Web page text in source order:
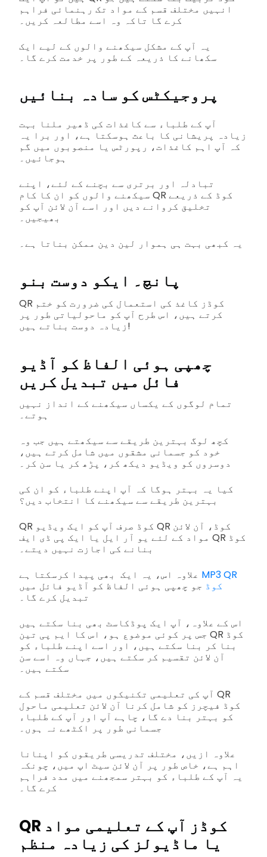
انہیں مختلف قسم کے مواد تک رہنمائی فراہم
کرے گا تاکہ وہ اسے مطالعہ کریں۔
یہ آپ کے مشکل سیکھنے والوں کے لیے ایک
سکھانے کا ذریعہ کے طور پر خدمت کرے گا۔
پروجیکٹس کو سادہ بنائیں
آپ کے طلباء سے کاغذات کی ڈھیر ملنا بہت
زیادہ پریشانی کا باعث ہوسکتا ہے، اور برا یہ
کہ آپ اہم کاغذات، رپورٹس یا منصوبوں میں گم
ہوجائیں۔
تبادلہ اور برتری سے بچنے کے لئے، اپنے
سیکھنے والوں کو ان کا کام QR کوڈ کے ذریعے
تخلیق کروانے دیں اور اسے آن لائن آپ کو
بھیجیں۔
یہ کبھی بہت ہی ہموار لین دین ممکن بناتا ہے۔
پانچ۔ ایکو دوست بنو
QR کوڈز کاغذ کی استعمال کی ضرورت کو ختم
کرتے ہیں، اس طرح آپ کو ماحولیاتی طور پر
زیادہ دوست بناتے ہیں!
چھپی ہوئی الفاظ کو آڈیو
فائل میں تبدیل کریں
تمام لوگوں کے یکساں سیکھنے کے انداز نہیں
ہوتے۔
کچھ لوگ بہترین طریقے سے سیکھتے ہیں جب وہ
خود کو جسمانی مشقوں میں شامل کرتے ہیں،
دوسروں کو ویڈیو دیکھ کر، پڑھ کر یا سن کر۔
کیا یہ بہتر ہوگا کہ آپ اپنے طلباء کو ان کی
بہترین طریقے سے سیکھنے کا انتخاب دیں؟
QR کوڈ صرف آپ کو ایک ویڈیو QR کوڈ، آن لائن
مواد کے لئے یو آر ایل یا ایک پی ڈی ایف QR کوڈ
بنانے کی اجازت نہیں دیتے۔
MP3 QR
کوڈ جو چھپی ہوئی الفاظ کو آڈیو فائل میں
تبدیل کرے گا۔
اس کے علاوہ، آپ ایک پوڈکاسٹ بھی بنا سکتے ہیں
جس پر کوئی موضوع ہو، اس کا ایم پی تین QR کوڈ
بنا کر بنا سکتے ہیں، اور اسے اپنے طلباء کو
آن لائن تقسیم کر سکتے ہیں، جہاں وہ اسے سن
سکتے ہیں۔
آپ کی تعلیمی تکنیکوں میں مختلف قسم کے QR
کوڈ فیچرز کو شامل کرنا آن لائن تعلیمی ماحول
کو بہتر بنا دے گا، چاہے آپ اور آپ کے طلباء
جسمانی طور پر اکٹھے نہ ہوں۔
علاوہ ازیں، مختلف تدریسی طریقوں کو اپنانا
اہم ہے، خاص طور پر آن لائن سیٹ اپ میں، چونکہ
یہ آپ کے طلباء کو بہتر سمجھنے میں مدد فراہم
کرے گا۔
QR کوڈز آپ کے تعلیمی مواد
یا ماڈیولز کی زیادہ منظم